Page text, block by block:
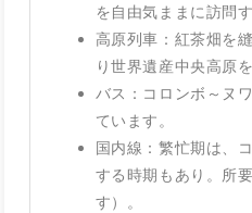
を自由気ままに訪問
高原列車：紅茶畑を
り世界遺産中央高原
バス：コロンボ～ヌ
ています。
国内線：繁忙期は、
する時期もあり。所
す）。